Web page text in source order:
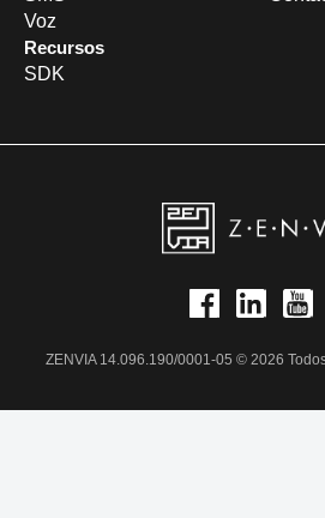
Voz
Recursos
SDK
ZENVIA 14.096.190/0001-05 © 2026